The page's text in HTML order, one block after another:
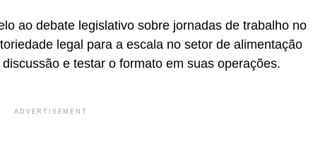
ao debate legislativo sobre jornadas de trabalho no
legal para a escala no setor de alimentação
e testar o formato em suas operações.
ADVERTISEMENT